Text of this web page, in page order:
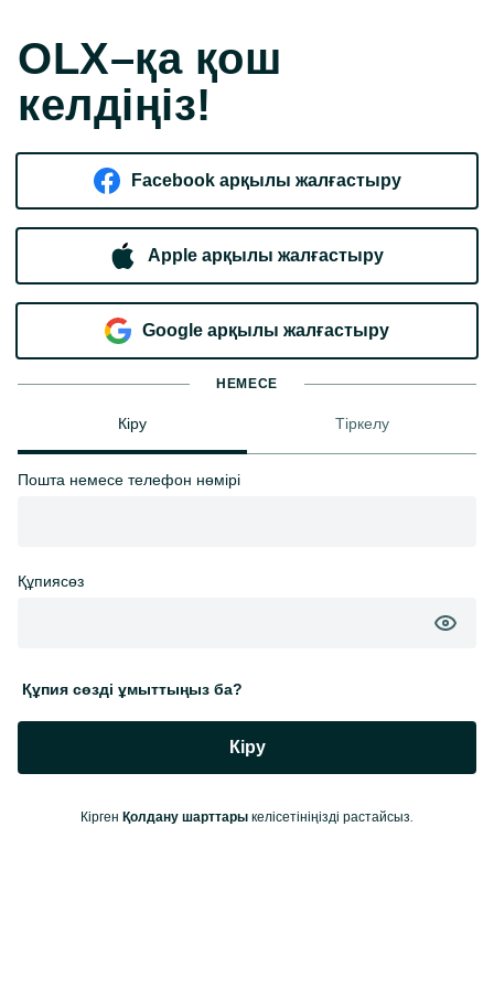
OLX–қа қош
келдіңіз!
Facebook арқылы жалғастыру
Apple арқылы жалғастыру
Google арқылы жалғастыру
НЕМЕСЕ
Кіру Тіркелу
Пошта немесе телефон нөмірі
Құпиясөз
Құпия сөзді ұмыттыңыз ба?
Кіру
Кірген Қолдану шарттары келісетініңізді растайсыз.